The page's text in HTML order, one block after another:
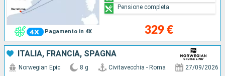
Pagamento in 4X 329 €
Pensione completa
ITALIA, FRANCIA, SPAGNA
Norwegian Epic 8 g Civitavecchia - Roma 27/09/2026